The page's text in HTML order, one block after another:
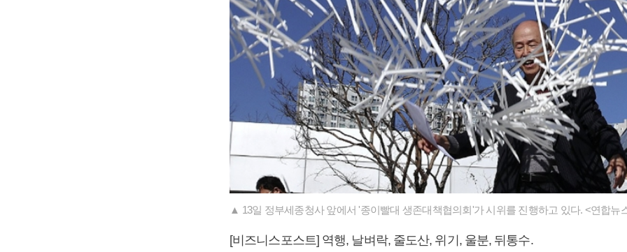
▲ 13일 정부세종청사 앞에서 '종이빨대 생존대책협의회'가 시위를 진행하고 있다. <연합뉴
[비즈니스포스트] 역행, 날벼락, 줄도산, 위기, 울분, 뒤통수.